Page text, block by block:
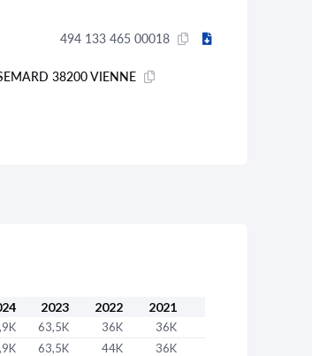
494 133 465 00018
38200 VIENNE
vers
2023 2022 2021
63,5K 36K
36K
63,5K 44K
36K